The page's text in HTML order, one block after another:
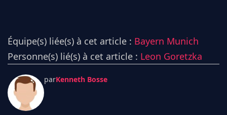
Équipe(s) liée(s) à cet article : Bayern Munich
Personne(s) lié(s) à cet article : Leon Goretzka
parKenneth Bosse